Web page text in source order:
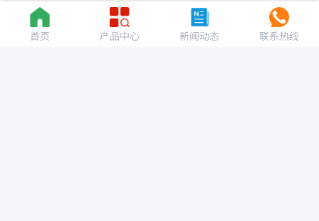
首页 产品中心 新闻动态 联系热线